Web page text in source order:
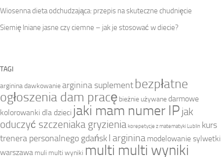
Wiosenna dieta odchudzająca: przepis na skuteczne chudnięcie
Siemię lniane jasne czy ciemne – jak je stosować w diecie?
TAGI
arginina dawkowaniearginina suplement bezpłatne
ogłoszenia dam pracę bieżnie używane darmowe
kolorowanki dla dzieci jaki mam numer IP jak
oduczyć szczeniaka gryzienia korepetycje z matematyki Lublin kurs
trenera personalnego gdańskl arginina modelowanie sylwetki
warszawa muli multi wyniki multi multi wyniki